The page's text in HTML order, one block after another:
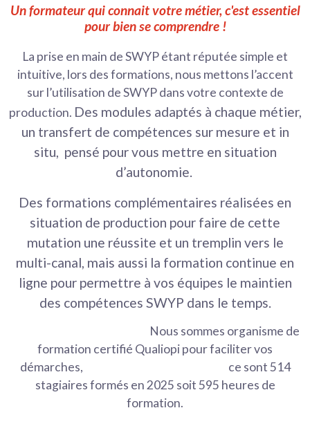
Un formateur qui connait votre métier, c'est essentiel
pour bien se comprendre !
La prise en main de SWYP étant réputée simple et
intuitive, lors des formations, nous mettons l’accent
sur l’utilisation de SWYP dans votre contexte de
production. Des modules adaptés à chaque métier,
un transfert de compétences sur mesure et in
situ, pensé pour vous mettre en situation
d’autonomie.
Des formations complémentaires réalisées en
situation de production pour faire de cette
mutation une réussite et un tremplin vers le
multi-canal, mais aussi la formation continue en
ligne pour permettre à vos équipes le maintien
des compétences SWYP dans le temps.
Nous sommes organisme de
formation certifié Qualiopi pour faciliter vos
démarches, ce sont 514
stagiaires formés en 2025 soit 595 heures de
formation.